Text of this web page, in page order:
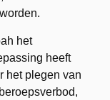
het
heeft
het plegen van